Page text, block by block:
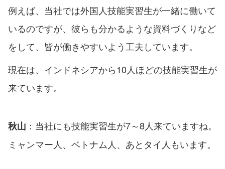
例えば、当社では外国人技能実習生が一緒に働いて
いるのですが、彼らも分かるような資料づくりなど
をして、皆が働きやすいよう工夫しています。
現在は、インドネシアから10人ほどの技能実習生が
来ています。
秋山 ：当社にも技能実習生が7～8人来ていますね。
ミャンマー人、ベトナム人、あとタイ人もいます。